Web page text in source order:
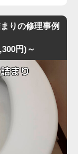
ったというご相
奥でペーパーが
全く動かないほ
港区周辺でも大
団子状に固ま
起こすケースが
かず、無理に押
があります。
りの修理事例
円)～